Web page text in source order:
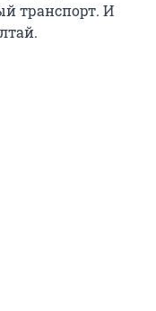
транспорт. И